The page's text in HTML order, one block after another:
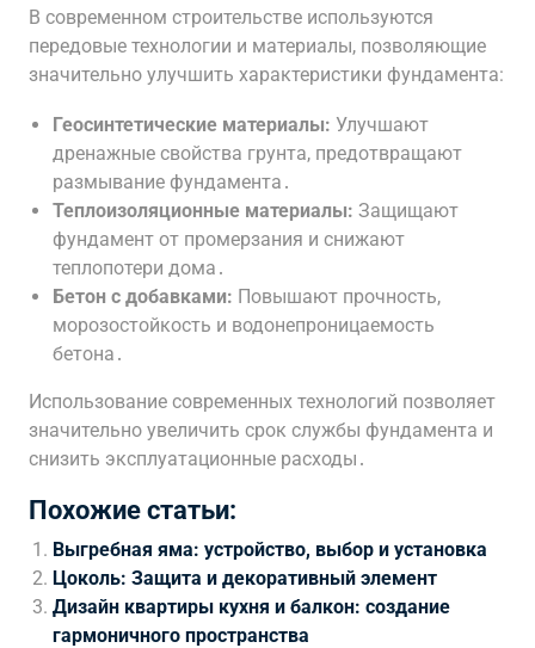
В современном строительстве используются
передовые технологии и материалы, позволяющие
значительно улучшить характеристики фундамента:
Геосинтетические материалы: Улучшают
дренажные свойства грунта, предотвращают
размывание фундамента․
Теплоизоляционные материалы: Защищают
фундамент от промерзания и снижают
теплопотери дома․
Бетон с добавками: Повышают прочность,
морозостойкость и водонепроницаемость
бетона․
Использование современных технологий позволяет
значительно увеличить срок службы фундамента и
снизить эксплуатационные расходы․
Похожие статьи:
Выгребная яма: устройство, выбор и установка
Цоколь: Защита и декоративный элемент
Дизайн квартиры кухня и балкон: создание
гармоничного пространства